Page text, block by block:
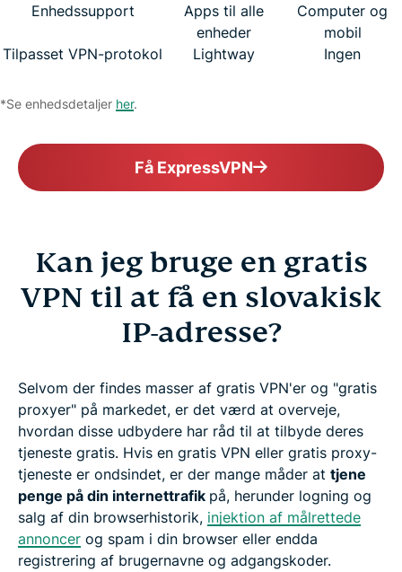
Enhedssupport
Apps til alle
enheder
Computer og
mobil
Tilpasset VPN-protokol
Lightway Ingen
*Se enhedsdetaljer her.
Få ExpressVPN
Kan jeg bruge en gratis
VPN til at få en slovakisk
IP-adresse?
Selvom der findes masser af gratis VPN'er og "gratis
proxyer" på markedet, er det værd at overveje,
hvordan disse udbydere har råd til at tilbyde deres
tjeneste gratis. Hvis en gratis VPN eller gratis proxy-
tjeneste er ondsindet, er der mange måder at tjene
penge på din internettrafik på, herunder logning og
salg af din browserhistorik, injektion af målrettede
annoncer og spam i din browser eller endda
registrering af brugernavne og adgangskoder.